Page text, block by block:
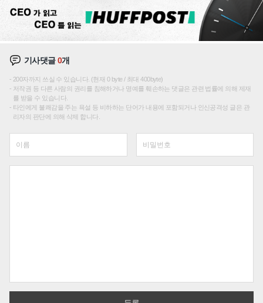
기사댓글0개
200자까지 쓰실 수 있습니다. (현재 0 byte / 최대 400byte)
저작권 등 다른 사람의 권리를 침해하거나 명예를 훼손하는 댓글은 관련 법률에 의해 제재
를 받을 수 있습니다.
타인에게 불쾌감을 주는 욕설 등 비하하는 단어가 내용에 포함되거나 인신공격성 글은 관
리자의 판단에 의해 삭제 합니다.